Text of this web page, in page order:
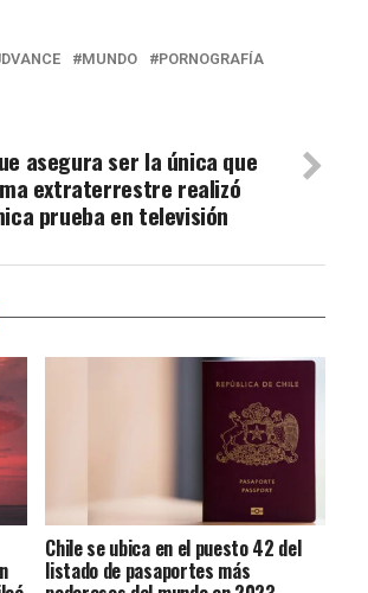
MUNDO
PORNOGRAFÍA
asegura ser la única que
extraterrestre realizó
prueba en televisión
Chile se ubica en el puesto 42 del
listado de pasaportes más